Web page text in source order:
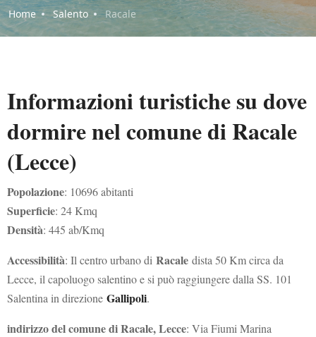
Home Salento Racale
Informazioni turistiche su dove
dormire nel comune di Racale
(Lecce)
Popolazione: 10696 abitanti
Superficie: 24 Kmq
Densità: 445 ab/Kmq
Accessibilità: Il centro urbano di Racale dista 50 Km circa da
Lecce, il capoluogo salentino e si può raggiungere dalla SS. 101
Salentina in direzione Gallipoli.
indirizzo del comune di Racale, Lecce: Via Fiumi Marina